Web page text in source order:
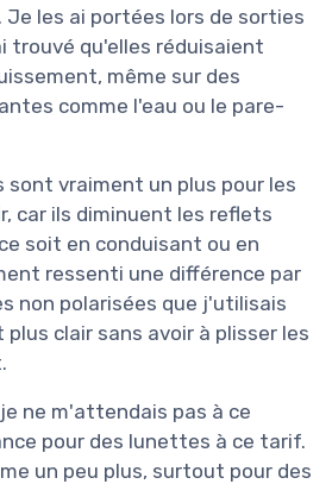
Je les ai portées lors de sorties
trouvé qu'elles réduisaient
même sur des
comme l'eau ou le pare-
sont vraiment un plus pour les
car ils diminuent les reflets
soit en conduisant ou en
ressenti une différence par
non polarisées que j'utilisais
clair sans avoir à plisser les
ne m'attendais pas à ce
pour des lunettes à ce tarif.
un peu plus, surtout pour des